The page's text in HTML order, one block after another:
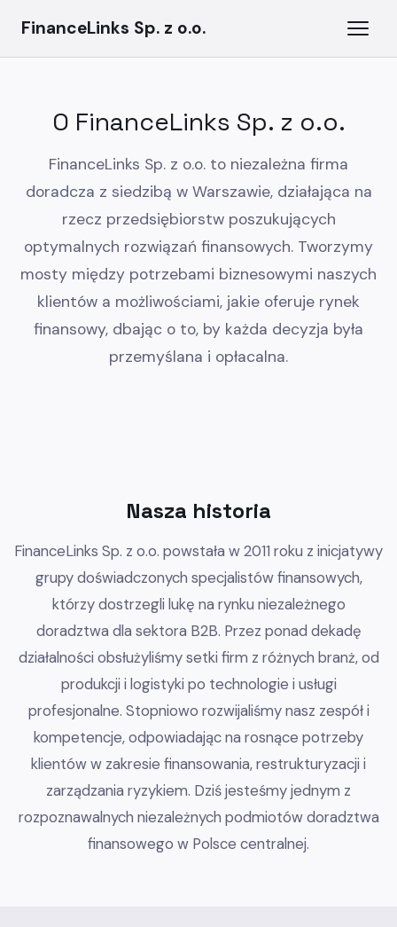
FinanceLinks Sp. z o.o.
O FinanceLinks Sp. z o.o.
FinanceLinks Sp. z o.o. to niezależna firma
doradcza z siedzibą w Warszawie, działająca na
rzecz przedsiębiorstw poszukujących
optymalnych rozwiązań finansowych. Tworzymy
mosty między potrzebami biznesowymi naszych
klientów a możliwościami, jakie oferuje rynek
finansowy, dbając o to, by każda decyzja była
przemyślana i opłacalna.
Nasza historia
FinanceLinks Sp. z o.o. powstała w 2011 roku z inicjatywy
grupy doświadczonych specjalistów finansowych,
którzy dostrzegli lukę na rynku niezależnego
doradztwa dla sektora B2B. Przez ponad dekadę
działalności obsłużyliśmy setki firm z różnych branż, od
produkcji i logistyki po technologie i usługi
profesjonalne. Stopniowo rozwijaliśmy nasz zespół i
kompetencje, odpowiadając na rosnące potrzeby
klientów w zakresie finansowania, restrukturyzacji i
zarządzania ryzykiem. Dziś jesteśmy jednym z
rozpoznawalnych niezależnych podmiotów doradztwa
finansowego w Polsce centralnej.